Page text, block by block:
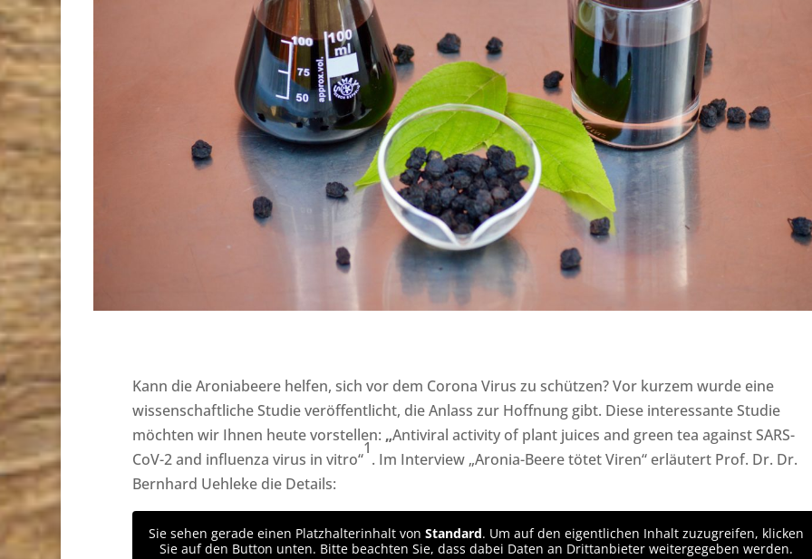
Kann die Aroniabeere helfen, sich vor dem Corona Virus zu schützen? Vor kurzem wurde eine
wissenschaftliche Studie veröffentlicht, die Anlass zur Hoffnung gibt. Diese interessante Studie
möchten wir Ihnen heute vorstellen: „Antiviral activity of plant juices and green tea against SARS-
CoV-2 and influenza virus in vitro“
1
. Im Interview „Aronia-Beere tötet Viren“ erläutert Prof. Dr. Dr.
Bernhard Uehleke die Details:
Sie sehen gerade einen Platzhalterinhalt vonStandard. Um auf den eigentlichen Inhalt zuzugreifen, klicken
Sie auf den Button unten. Bitte beachten Sie, dass dabei Daten an Drittanbieter weitergegeben werden.